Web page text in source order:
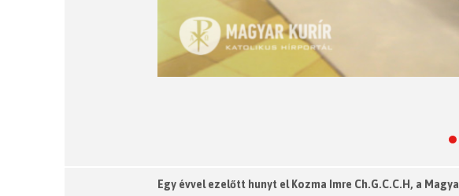
Egy évvel ezelőtt hunyt el Kozma Imre Ch.G.C.C.H, a